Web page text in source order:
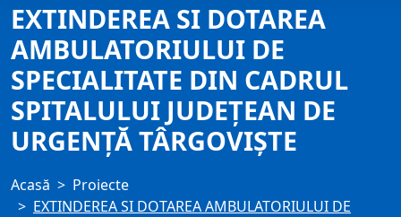
EXTINDEREA SI DOTAREA
AMBULATORIULUI DE
SPECIALITATE DIN CADRUL
SPITALULUI JUDEȚEAN DE
URGENȚĂ TÂRGOVIȘTE
Acasă
Proiecte
EXTINDEREA SI DOTAREA AMBULATORIULUI DE